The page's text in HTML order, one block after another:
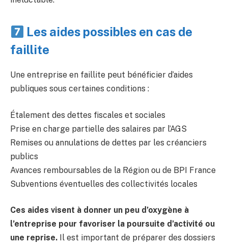
Les aides possibles en cas de
faillite
Une entreprise en faillite peut bénéficier d’aides
publiques sous certaines conditions :
Étalement des dettes fiscales et sociales
Prise en charge partielle des salaires par l’AGS
Remises ou annulations de dettes par les créanciers
publics
Avances remboursables de la Région ou de BPI France
Subventions éventuelles des collectivités locales
Ces aides visent à donner un peu d’oxygène à
l’entreprise pour favoriser la poursuite d’activité ou
une reprise. Il est important de préparer des dossiers